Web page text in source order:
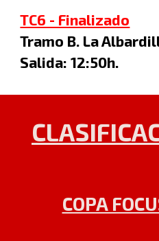
TC6 - Finalizado
Tramo B. La
Salida:12:50h.
COPA